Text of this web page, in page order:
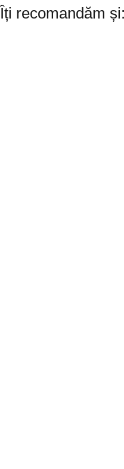
Îți recomandăm și: